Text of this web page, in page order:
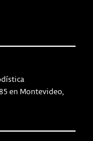
en Montevideo,